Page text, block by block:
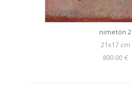
nimetön 2
21x17 cm
800.00 €